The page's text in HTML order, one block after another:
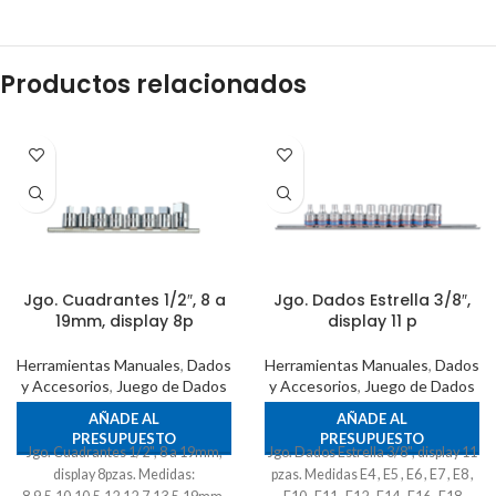
Productos relacionados
Jgo. Cuadrantes 1/2″, 8 a
19mm, display 8p
Herramientas Manuales, Dados
y Accesorios, Juego de Dados
AÑADE AL
PRESUPUESTO
Jgo. Cuadrantes 1/2", 8 a 19mm,
display 8pzas. Medidas:
Jgo. Dados Estrella 3/8″,
display 11 p
Herramientas Manuales, Dados
y Accesorios, Juego de Dados
AÑADE AL
PRESUPUESTO
Jgo. Dados Estrella 3/8", display 11
pzas. Medidas E4 , E5 , E6 , E7 , E8 ,